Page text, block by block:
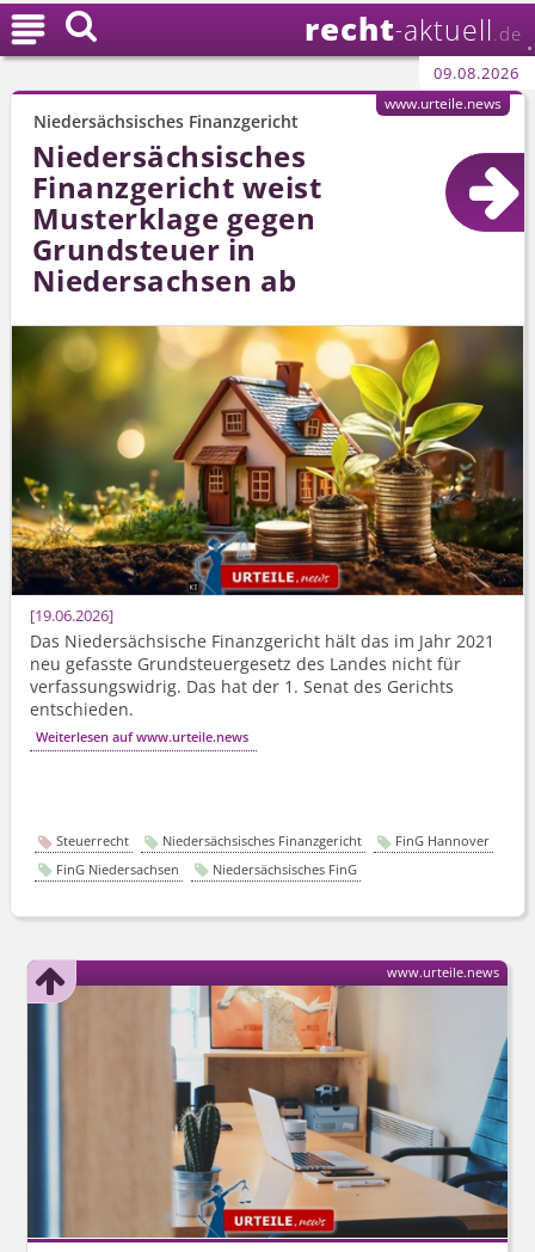
recht-aktuell .de
09.08.2026

Niedersächsisches Finanzgericht
Niedersächsisches
Finanzgericht weist
Musterklage gegen
Grundsteuer in
Niedersachsen ab
19.06.2026
Das Niedersächsische Finanzgericht hält das im Jahr 2021
neu gefasste Grundsteuergesetz des Landes nicht für
verfassungswidrig. Das hat der 1. Senat des Gerichts
entschieden.
Weiterlesen auf www.urteile.news
www.urteile.news
Steuerrecht Niedersächsisches Finanzgericht
FinG Hannover
FinG Niedersachsen
Niedersächsisches FinG
www.urteile.news